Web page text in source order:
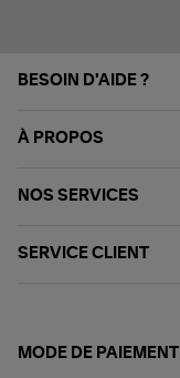
BESOIN D'AIDE ?
À PROPOS
NOS SERVICES
SERVICE CLIENT
MODE DE PAIEMENT